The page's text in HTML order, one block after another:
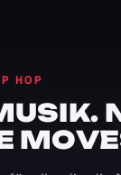
HOP